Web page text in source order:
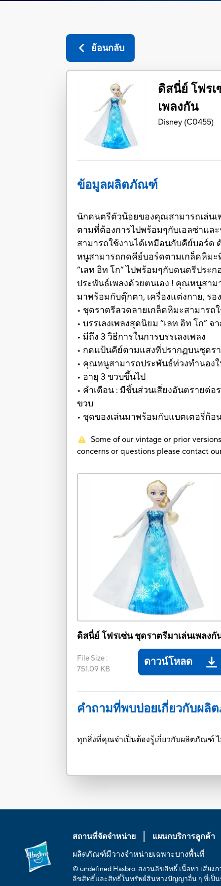
ย้อนกลับ
ดิสนี่ย์ โฟร
เพลงกัน
Disney (C0455)
ข้อมูลผลิตภัณฑ์
นักดนตรีตัวน้อยของคุณสามารถเล่นเ
ตามที่ต้องการไปพร้อมๆกับเอลซ่าแล
สามารถใช้งานได้เหมือนกับคีย์บอร์ด
หนูสามารถกดคีย์บอร์ดตามเกล็ดหิมะ
“เลท อิท โก” ไปพร้อมๆกับดนตรีประ
ประพันธ์เพลงด้วยตนเอง ! คุณหนูสา
มาพร้อมกับตุ๊กตา, เครื่องแต่งกาย, รอ
• ชุดราตรีลวดลายเกล็ดหิมะสามารถ
• บรรเลงเพลงสุดนิยม “เลท อิท โก”
• มีถึง 3 วิธีการในการบรรเลงเพลง
• กดแป้นคีย์ตามแสงที่ปรากฏบนชุดรา
• คุณหนูสามารถประพันธ์ท่วงทำนอง
• อายุ 3 ขวบขึ้นไป
• คำเตือน : มีชิ้นส่วนเสี่ยงอันตรายต่
ขวบ
• ชุดของเล่นมาพร้อมกับแบตเตอรี่ก้อ
Some of our vintage or prior
concerns or questions please contact
ดิสนี่ย์ โฟรเซ่น ชุดราตรีมาเล่นเพลงกั
File Size :
751.09 KB
ดาวน์โหลด
คำถามที่พบบ่อยเกี่ยวกับผ
ทุกสิ่งที่คุณจำเป็นต้องรู้เกี่ยวกับผลิตภัณฑ์
สถานที่จัดจำหน่าย
แผนกบริการลูกค้า
ผลิตภัณฑ์มีวางจำหน่ายเฉพาะบางพื้นที่
© undefined Hasbro. สงวนลิขสิทธิ์ เนื้อหา เสีย
ลิขสิทธิ์และสิทธิ์ในทรัพย์สินทางปัญญาอื่น ๆ ที่เป็